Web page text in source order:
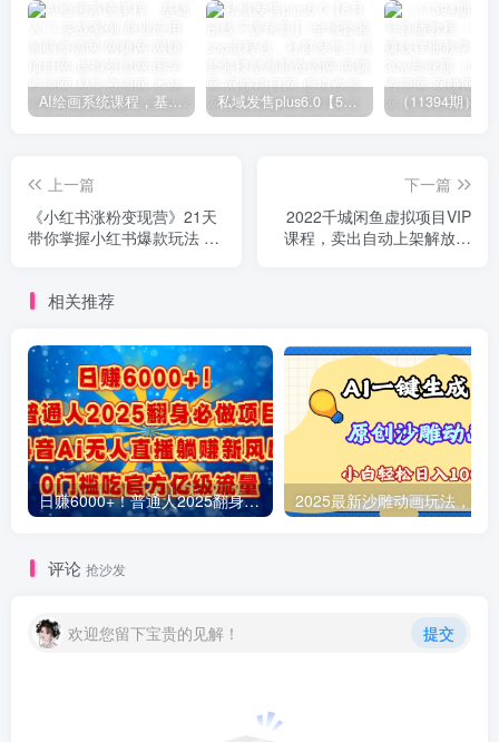
AI绘画系统课程，基础入门-实战案例-商业应用 私域发售plus6.0【5月份线下课录音】/全域套装sop流程包，社群发售工具套装模型
上一篇
《小红书涨粉变现营》21天
带你掌握小红书爆款玩法 从
下一篇
2022千城闲鱼虚拟项目VIP
课程，卖出自动上架解放双
相关推荐
日赚6000+！普通人2025翻身必做项目，抖音Ai无人直播躺赚新风口，0门槛吃官方亿级流量
评论 抢沙发
欢迎您留下宝贵的见解！ 提交